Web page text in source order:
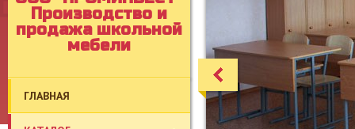
Производство и
продажа школьной
мебели
ГЛАВНАЯ